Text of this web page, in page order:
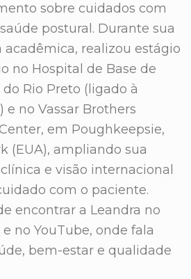
sobre cuidados com
postural. Durante sua
acadêmica, realizou estágio
no Hospital de Base de
do Rio Preto (ligado à
e no Vassar Brothers
em Poughkeepsie,
(EUA), ampliando sua
e visão internacional
com o paciente.
encontrar a Leandra no
no YouTube, onde fala
bem-estar e qualidade